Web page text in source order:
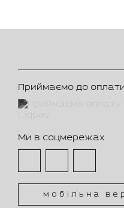
Приймаємо до
Ми в соцмережах
мобільна